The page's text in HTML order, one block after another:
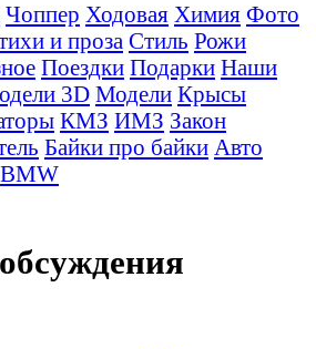
Чоппер Ходовая Химия Фото
и проза Стиль Рожи
Поездки Подарки Наши
3D Модели Крысы
КМЗ ИМЗ Закон
Байки про байки Авто
BMW